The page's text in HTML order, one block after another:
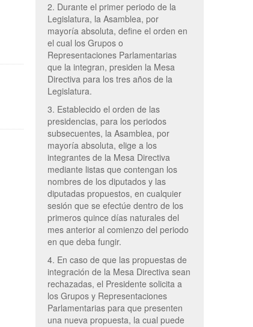
2. Durante el primer periodo de la
Legislatura, la Asamblea, por
mayoría absoluta, define el orden en
el cual los Grupos o
Representaciones Parlamentarias
que la integran, presiden la Mesa
Directiva para los tres años de la
Legislatura.
3. Establecido el orden de las
presidencias, para los periodos
subsecuentes, la Asamblea, por
mayoría absoluta, elige a los
integrantes de la Mesa Directiva
mediante listas que contengan los
nombres de los diputados y las
diputadas propuestos, en cualquier
sesión que se efectúe dentro de los
primeros quince días naturales del
mes anterior al comienzo del periodo
en que deba fungir.
4. En caso de que las propuestas de
integración de la Mesa Directiva sean
rechazadas, el Presidente solicita a
los Grupos y Representaciones
Parlamentarias para que presenten
una nueva propuesta, la cual puede